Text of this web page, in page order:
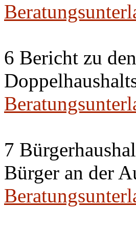
6 Bericht zu
7
Bürger an der